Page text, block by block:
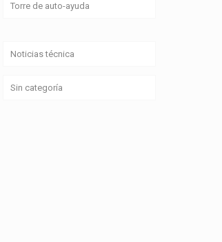
Torre de auto-ayuda
Noticias técnica
Sin categoría